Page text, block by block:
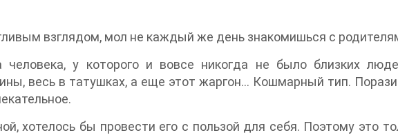
взглядом, мол не каждый же день знакомишься с
у которого и вовсе никогда не было близких
весь в татушках, а еще этот жаргон... Кошмарный тип.
хотелось бы провести его с пользой для себя. Поэтому это